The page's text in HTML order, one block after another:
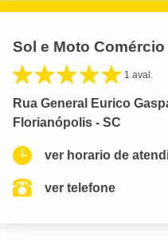
Sol e Moto
1 aval.
Rua General Eurico
Florianópolis - SC
ver horario de
ver telefone